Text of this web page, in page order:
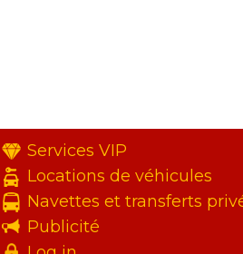
Services VIP
Locations de véhicules
Navettes et transferts
Publicité